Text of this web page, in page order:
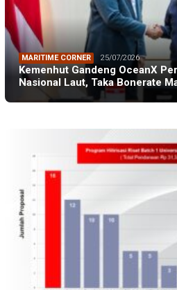
MARITIME CORNER 25/07/2026
Kemenhut Gandeng OceanX
Nasional Laut, Taka Bonerate